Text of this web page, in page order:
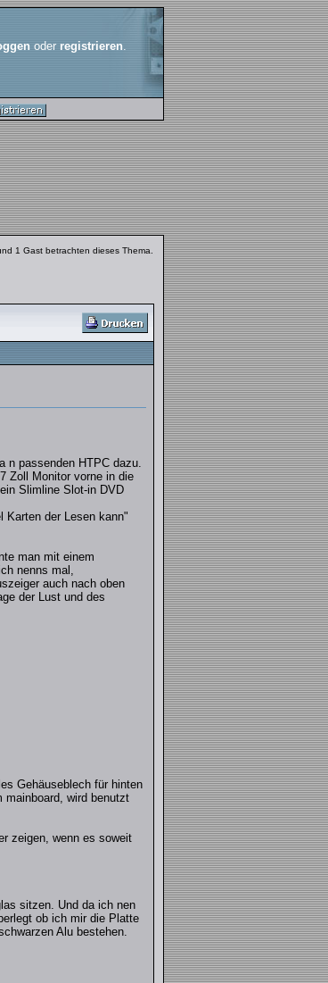
oder registrieren.
1 Gast betrachten dieses Thema.
n passenden HTPC dazu.
Zoll Monitor vorne in die
Slimline Slot-in DVD
Karten der Lesen kann"
man mit einem
nenns mal,
auch nach oben
der Lust und des
Gehäuseblech für hinten
wird benutzt
zeigen, wenn es soweit
sitzen. Und da ich nen
ob ich mir die Platte
Alu bestehen.